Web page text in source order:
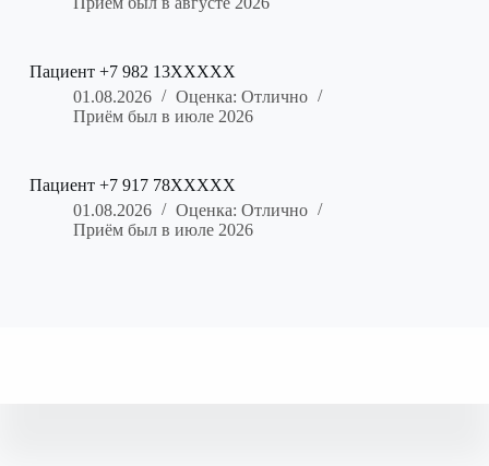
Пациент +7 982 13XXXXX
01.08.2026
Оценка: Отлично
Приём был в июле 2026
Пациент +7 917 78XXXXX
01.08.2026
Оценка: Отлично
Приём был в июле 2026